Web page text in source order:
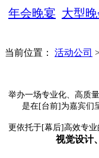
年会晚宴 大型
当前位置： 活动公司
举办一场专业化、高质
是在[台前]为嘉宾们
更依托于[幕后]高效专业
视觉设计